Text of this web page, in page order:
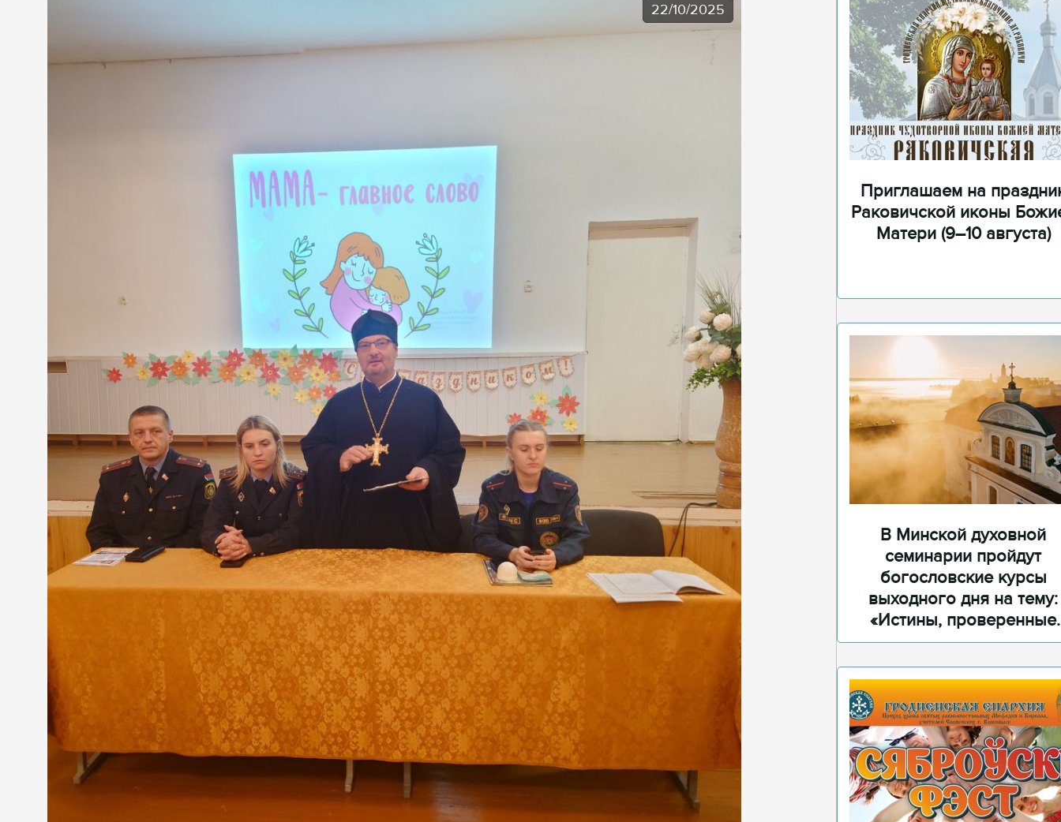
22/10/2025
Приглашаем на
Раковичской иконы
Матери (9–10 августа)
В Минской духовной
семинарии пройдут
богословские курсы
выходного дня на тему:
«Истины, проверенные
временем»